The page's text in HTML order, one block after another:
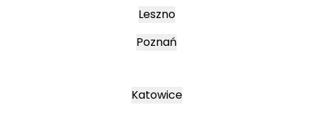
Leszno
Poznań
Katowice